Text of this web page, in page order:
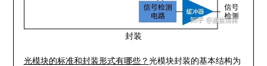
封装
光模块的标准和封装形式有哪些？光模块封装的基本结构为